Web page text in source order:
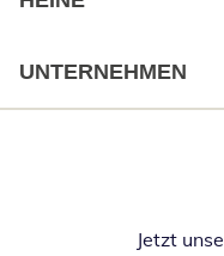
UNTERNEHMEN
Jetzt